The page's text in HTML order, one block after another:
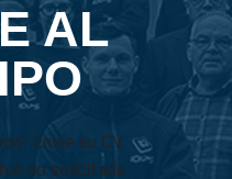
AL
Envíe su CV.
no solicitada